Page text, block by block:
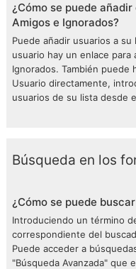
¿Cómo se puede
Amigos e Ignorados?
Puede añadir usuarios a
usuario hay un enlace para
Ignorados. También puede
Usuario directamente,
usuarios de su lista desde
Búsqueda en los
¿Cómo se puede
Introduciendo un término
correspondiente del
Puede acceder a
"Búsqueda Avanzada" que